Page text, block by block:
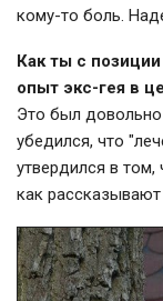
кому-то боль.
Как ты с
опыт экс-гея в
Это был
убедился, что
утвердился в том,
как